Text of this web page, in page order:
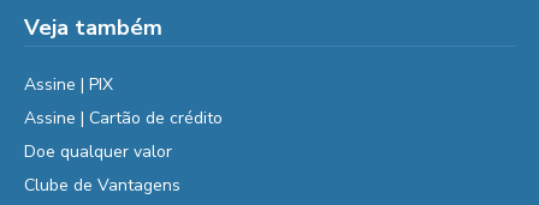
Veja também
Assine | PIX
Assine | Cartão de crédito
Doe qualquer valor
Clube de Vantagens